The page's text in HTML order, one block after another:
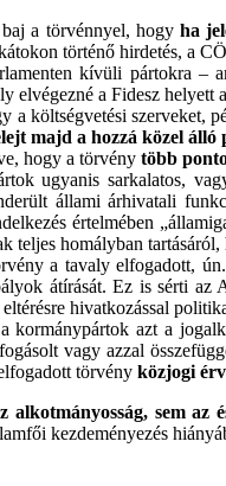
a törvénnyel, hogy ha
történő hirdetés, a
kívüli pártokra –
elvégezné a Fidesz helyett
a költségvetési szerveket,
majd a hozzá közel álló
hogy a törvény több
ugyanis sarkalatos,
állami árhivatali
értelmében
teljes homályban
a tavaly elfogadott,
átírását. Ez is sérti az
hivatkozással
kormánypártok azt a
vagy azzal
törvény közjogi
alkotmányosság, sem az
kezdeményezés